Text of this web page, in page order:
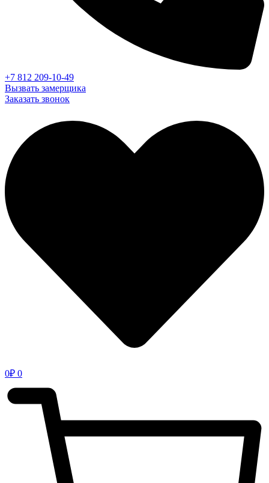
+7 812 209-10-49
Вызвать замерщика
Заказать звонок
0₽ 0